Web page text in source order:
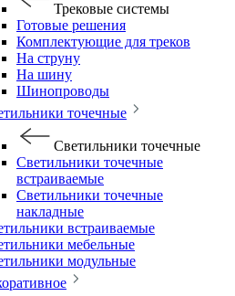
Трековые системы
Готовые решения
Комплектующие для треков
На струну
На шину
Шинопроводы
точечные
Светильники точечные
Светильники точечные
встраиваемые
Светильники точечные
накладные
встраиваемые
мебельные
модульные